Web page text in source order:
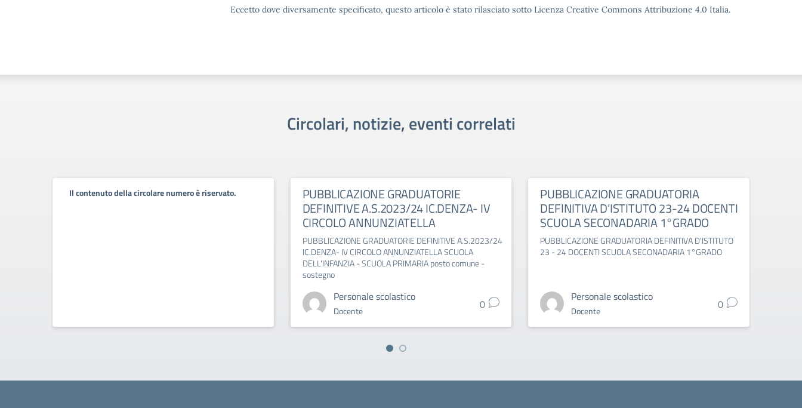
Eccetto dove diversamente specificato, questo articolo è stato rilasciato sotto Licenza Creative Commons Attribuzione 4.0 Italia.
Circolari, notizie, eventi correlati
Il contenuto della circolare numero è riservato. PUBBLICAZIONE GRADUATORIE
DEFINITIVE A.S.2023/24 IC.DENZA- IV
CIRCOLO ANNUNZIATELLA
PUBBLICAZIONE GRADUATORIE DEFINITIVE A.S.2023/24
IC.DENZA- IV CIRCOLO ANNUNZIATELLA SCUOLA
DELL'INFANZIA - SCUOLA PRIMARIA posto comune -
sostegno
Personale scolastico
Docente 0
PUBBLICAZIONE GRADUATORIA
DEFINITIVA D’ISTITUTO 23-24 DOCENTI
SCUOLA SECONADARIA 1°GRADO
PUBBLICAZIONE GRADUATORIA DEFINITIVA D'ISTITUTO
23 - 24 DOCENTI SCUOLA SECONADARIA 1°GRADO
Personale scolastico
Docente 0